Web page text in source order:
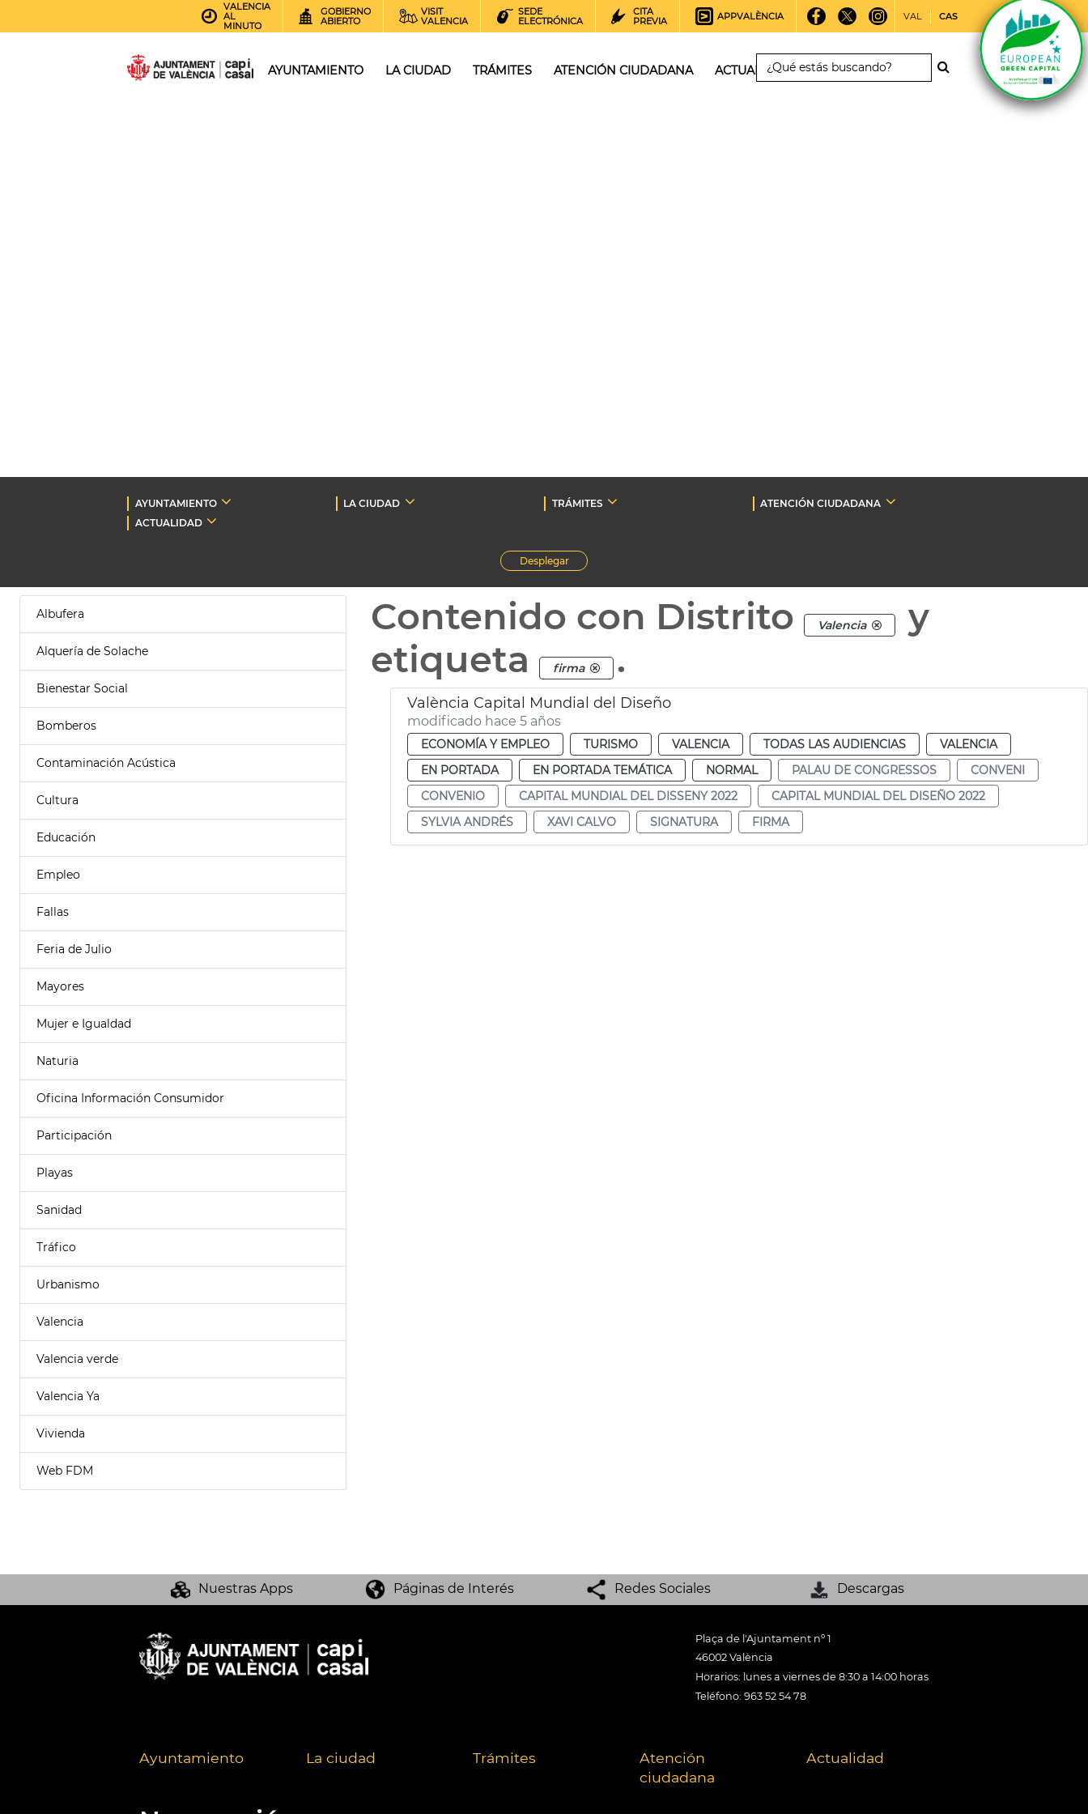
VALENCIA
AL
MINUTO
GOBIERNO
ABIERTO
VISIT
VALENCIA
SEDE
ELECTRÓNICA
CITA
PREVIA
APPVALÈNCIA VAL CAS
AYUNTAMIENTO LA CIUDAD TRÁMITES ATENCIÓN CIUDADANA ACTUALIDAD
AYUNTAMIENTO LA CIUDAD TRÁMITES
ATENCIÓN CIUDADANA
ACTUALIDAD
Desplegar
Albufera
Alquería de Solache
Bienestar Social
Bomberos
Contaminación Acústica
Cultura
Educación
Empleo
Fallas
Feria de Julio
Mayores
Mujer e Igualdad
Naturia
Oficina Información Consumidor
Participación
Playas
Sanidad
Tráfico
Urbanismo
Valencia
Valencia verde
Valencia Ya
Vivienda
Web FDM
Contenido con Distrito Valencia
y
etiqueta
firma .
València Capital Mundial del Diseño
modificado hace 5 años
ECONOMÍA Y EMPLEO TURISMO VALENCIA TODAS LAS AUDIENCIAS
VALENCIA
EN PORTADA
EN PORTADA TEMÁTICA NORMAL PALAU DE CONGRESSOS
CONVENI
CONVENIO
CAPITAL MUNDIAL DEL DISSENY 2022
CAPITAL MUNDIAL DEL DISEÑO 2022
SYLVIA ANDRÉS
XAVI CALVO SIGNATURA FIRMA
Nuestras Apps Páginas de Interés Redes Sociales Descargas
Plaça de l'Ajuntament nº 1
46002 València
Horarios: lunes a viernes de 8:30 a 14:00 horas
Teléfono: 963 52 54 78
Ayuntamiento La ciudad Trámites
Atención
ciudadana
Actualidad